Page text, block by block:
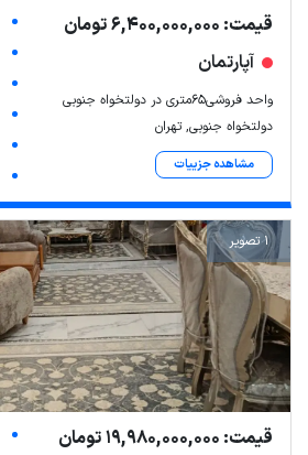
قیمت: 6,400,000,000 تومان
آپارتمان
واحد فروشی۶۵متری در دولتخواه جنوبی
دولتخواه جنوبی, تهران
مشاهده جزییات
1 تصویر
قیمت: 19,980,000,000 تومان